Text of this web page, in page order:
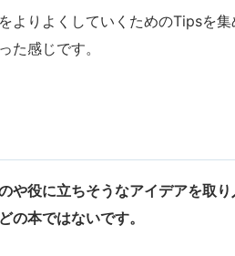
よりよくしていくためのTipsを
た感じです。
や役に立ちそうなアイデアを取
の本ではないです。